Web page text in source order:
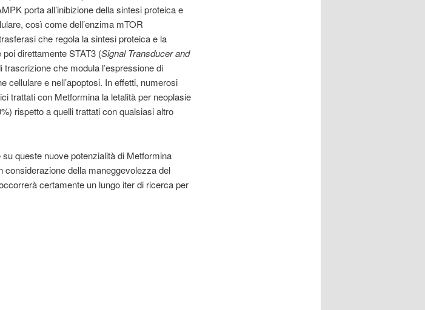
porta all’inibizione della sintesi proteica e
così come dell’enzima mTOR
che regola la sintesi proteica e la
direttamente STAT3 (Signal Transducer and
trascrizione che modula l’espressione di
cellulare e nell’apoptosi. In effetti, numerosi
trattati con Metformina la letalità per neoplasie
rispetto a quelli trattati con qualsiasi altro
queste nuove potenzialità di Metformina
considerazione della maneggevolezza del
certamente un lungo iter di ricerca per